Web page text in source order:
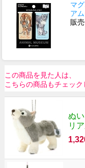
マ
ア
販
この商品を見た人は、
こちらの商品もチェック
ぬ
リ